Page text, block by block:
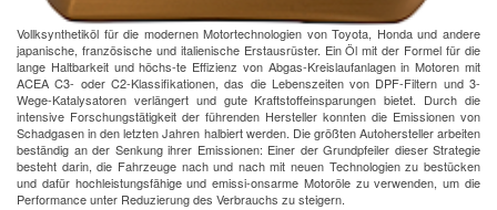
Vollksynthetiköl für die modernen Motortechnologien von Toyota, Honda und andere
japanische, französische und italienische Erstausrüster. Ein Öl mit der Formel für die
lange Haltbarkeit und höchs-te Effizienz von Abgas-Kreislaufanlagen in Motoren mit
ACEA C3- oder C2-Klassifikationen, das die Lebenszeiten von DPF-Filtern und 3-
Wege-Katalysatoren verlängert und gute Kraftstoffeinsparungen bietet. Durch die
intensive Forschungstätigkeit der führenden Hersteller konnten die Emissionen von
Schadgasen in den letzten Jahren halbiert werden. Die größten Autohersteller arbeiten
beständig an der Senkung ihrer Emissionen: Einer der Grundpfeiler dieser Strategie
besteht darin, die Fahrzeuge nach und nach mit neuen Technologien zu bestücken
und dafür hochleistungsfähige und emissi-onsarme Motoröle zu verwenden, um die
Performance unter Reduzierung des Verbrauchs zu steigern.